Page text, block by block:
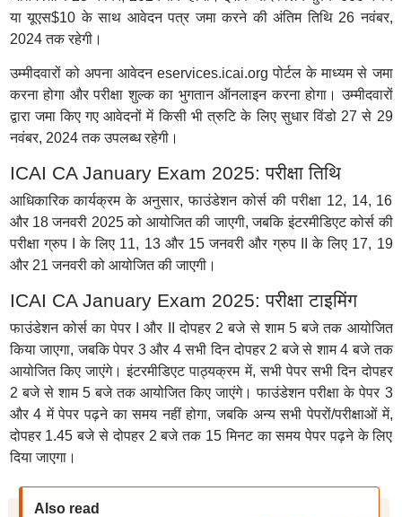
या यूएस$10 के साथ आवेदन पत्र जमा करने की अंतिम तिथि 26 नवंबर,
2024 तक रहेगी।
उम्मीदवारों को अपना आवेदन eservices.icai.org पोर्टल के माध्यम से जमा
करना होगा और परीक्षा शुल्क का भुगतान ऑनलाइन करना होगा। उम्मीदवारों
द्वारा जमा किए गए आवेदनों में किसी भी त्रुटि के लिए सुधार विंडो 27 से 29
नवंबर, 2024 तक उपलब्ध रहेगी।
ICAI CA January Exam 2025: परीक्षा तिथि
आधिकारिक कार्यक्रम के अनुसार, फाउंडेशन कोर्स की परीक्षा 12, 14, 16
और 18 जनवरी 2025 को आयोजित की जाएगी, जबकि इंटरमीडिएट कोर्स की
परीक्षा ग्रुप I के लिए 11, 13 और 15 जनवरी और ग्रुप II के लिए 17, 19
और 21 जनवरी को आयोजित की जाएगी।
ICAI CA January Exam 2025: परीक्षा टाइमिंग
फाउंडेशन कोर्स का पेपर I और II दोपहर 2 बजे से शाम 5 बजे तक आयोजित
किया जाएगा, जबकि पेपर 3 और 4 सभी दिन दोपहर 2 बजे से शाम 4 बजे तक
आयोजित किए जाएंगे। इंटरमीडिएट पाठ्यक्रम में, सभी पेपर सभी दिन दोपहर
2 बजे से शाम 5 बजे तक आयोजित किए जाएंगे। फाउंडेशन परीक्षा के पेपर 3
और 4 में पेपर पढ़ने का समय नहीं होगा, जबकि अन्य सभी पेपरों/परीक्षाओं में,
दोपहर 1.45 बजे से दोपहर 2 बजे तक 15 मिनट का समय पेपर पढ़ने के लिए
दिया जाएगा।
Also read